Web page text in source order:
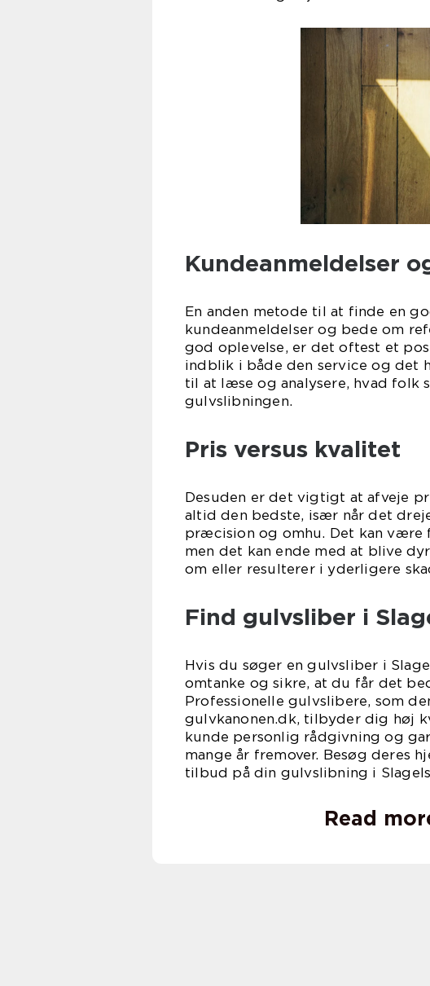
Kundeanmeldelser
En anden metode til at finde en
kundeanmeldelser og bede om
god oplevelse, er det oftest et
indblik i både den service og det
til at læse og analysere, hvad folk
gulvslibningen.
Pris versus kvalitet
Desuden er det vigtigt at afveje
altid den bedste, især når det
præcision og omhu. Det kan
men det kan ende med at blive
om eller resulterer i yderligere
Find gulvsliber i
Hvis du søger en gulvsliber i
omtanke og sikre, at du får det
Professionelle gulvslibere, som
gulvkanonen.dk, tilbyder dig høj
kunde personlig rådgivning og
mange år fremover. Besøg deres
tilbud på din gulvslibning i
Read